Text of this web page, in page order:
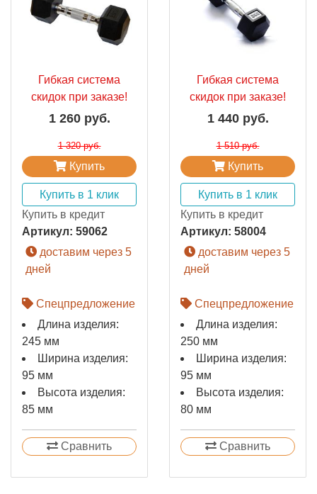
Гибкая система
скидок при заказе!
1 260 руб.
1 320 руб.
Купить
Купить в 1 клик
Купить в кредит
Артикул: 59062
доставим через 5
дней
Спецпредложение
Длина изделия:
245 мм
Ширина изделия:
95 мм
Высота изделия:
85 мм
Сравнить
Гибкая система
скидок при заказе!
1 440 руб.
1 510 руб.
Купить
Купить в 1 клик
Купить в кредит
Артикул: 58004
доставим через 5
дней
Спецпредложение
Длина изделия:
250 мм
Ширина изделия:
95 мм
Высота изделия:
80 мм
Сравнить